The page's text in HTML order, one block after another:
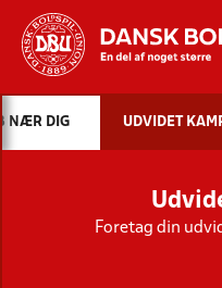
STILLINGER,
NÆR DIG UDVIDET
Foretag din